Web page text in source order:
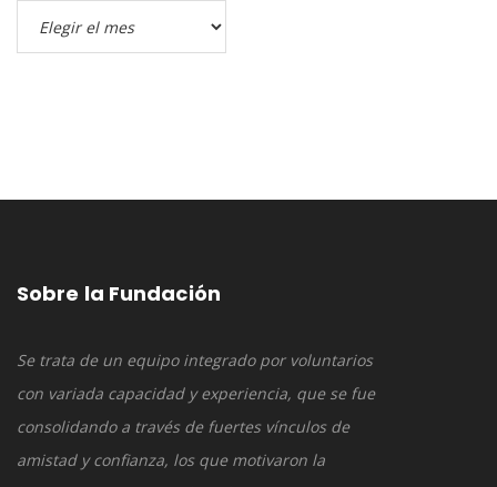
Sobre la Fundación
Se trata de un equipo integrado por voluntarios
con variada capacidad y experiencia, que se fue
consolidando a través de fuertes vínculos de
amistad y confianza, los que motivaron la